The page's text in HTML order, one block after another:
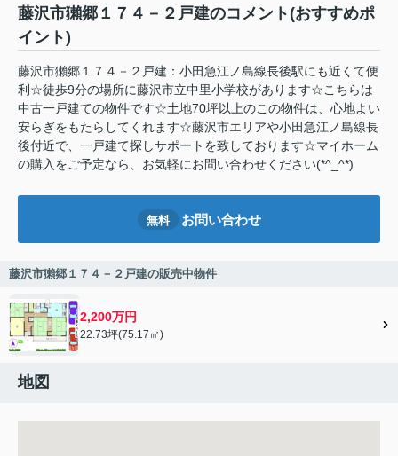
藤沢市獺郷１７４－２戸建のコメント(おすすめポ
イント)
藤沢市獺郷１７４－２戸建：小田急江ノ島線長後駅にも近くて便
利☆徒歩9分の場所に藤沢市立中里小学校があります☆こちらは
中古一戸建ての物件です☆土地70坪以上のこの物件は、心地よい
安らぎをもたらしてくれます☆藤沢市エリアや小田急江ノ島線長
後付近で、一戸建て探しサポートを致しております☆マイホーム
の購入をご予定なら、お気軽にお問い合わせください(*^_^*)
無料 お問い合わせ
藤沢市獺郷１７４－２戸建の販売中物件
2,200万円
22.73坪(75.17㎡)
地図